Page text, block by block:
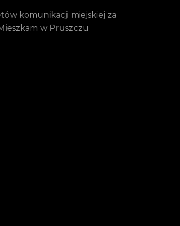
komunikacji miejskiej za
w Pruszczu